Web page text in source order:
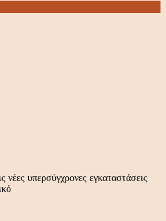
νέες υπερσύγχρονες εγκαταστάσεις